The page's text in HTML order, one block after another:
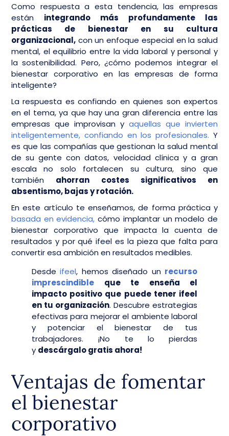
Como respuesta a esta tendencia, las empresas
están integrando más profundamente las
prácticas de bienestar en su cultura
organizacional, con un enfoque especial en la salud
mental, el equilibrio entre la vida laboral y personal y
la sostenibilidad. Pero, ¿cómo podemos integrar el
bienestar corporativo en las empresas de forma
inteligente?
La respuesta es confiando en quienes son expertos
en el tema, ya que hay una gran diferencia entre las
empresas que improvisan y aquellas que invierten
inteligentemente, confiando en los profesionales. Y
es que las compañías que gestionan la salud mental
de su gente con datos, velocidad clínica y a gran
escala no solo fortalecen su cultura, sino que
también ahorran costes significativos en
absentismo, bajas y rotación.
En este artículo te enseñamos, de forma práctica y
basada en evidencia, cómo implantar un modelo de
bienestar corporativo que impacta la cuenta de
resultados y por qué ifeel es la pieza que falta para
convertir esa ambición en resultados medibles.
Desdeifeel, hemos diseñado un recurso
imprescindible que te enseña el
impacto positivo que puede tener ifeel
en tu organización. Descubre estrategias
efectivas para mejorar el ambiente laboral
y potenciar el bienestar de tus
trabajadores. ¡No te lo pierdas
y descárgalo gratis ahora!
Ventajas de fomentar
el bienestar
corporativo